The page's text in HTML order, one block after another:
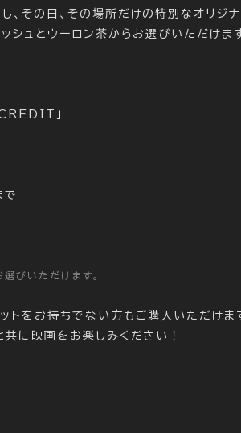
、その日、その場所だけの特別なオリジ
シュとウーロン茶からお選びいただけま
」
びいただけます。
トをお持ちでない方もご購入いただけま
共に映画をお楽しみください！